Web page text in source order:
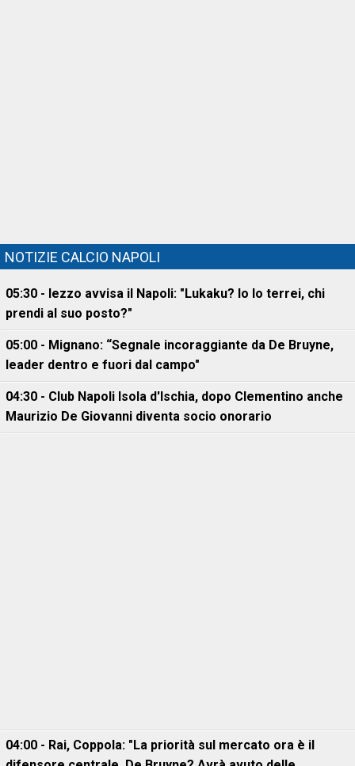
NOTIZIE CALCIO NAPOLI
05:30 - Iezzo avvisa il Napoli: "Lukaku? Io lo terrei, chi
prendi al suo posto?"
05:00 - Mignano: “Segnale incoraggiante da De Bruyne,
leader dentro e fuori dal campo"
04:30 - Club Napoli Isola d'Ischia, dopo Clementino anche
Maurizio De Giovanni diventa socio onorario
04:00 - Rai, Coppola: "La priorità sul mercato ora è il